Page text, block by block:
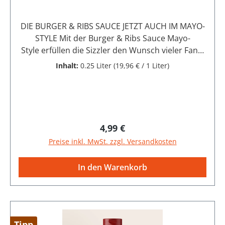
DIE BURGER & RIBS SAUCE JETZT AUCH IM MAYO-
STYLE Mit der Burger & Ribs Sauce Mayo-
Style erfüllen die Sizzler den Wunsch vieler Fans,
die sich deren beliebte BBQ-Sauce in
verbindet die rauchig-süß-würzige Note unserer
Original Burger & Ribs BBQ-Sauce mit der sanften
Cremigkeit einer Mayonnaise. Dadurch eignet sie
sich nicht nur für deftige Burger und Rippchen,
sondern auch als vielseitiger Dip für Pommes,
Chicken Nuggets oder Gemüse. Gemacht ist sie
lieben, aber zusätzlich eine sämige, runde
Textur schätzen. Ob beim Grillabend mit
Inhalt: 0.25 Liter (19,96 € / 1 Liter)
Regulärer Preis:
4,99 €
Preise inkl. MwSt. zzgl. Versandkosten
In den Warenkorb